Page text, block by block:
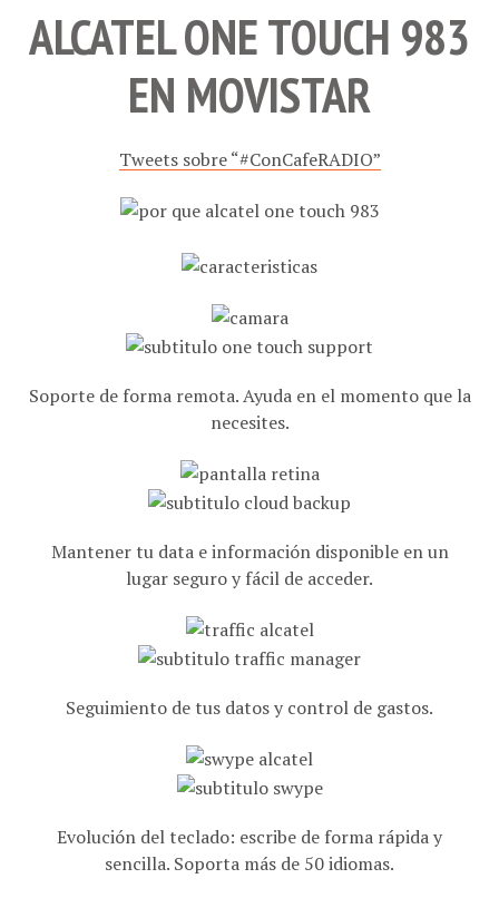
ALCATEL ONE TOUCH 983
EN MOVISTAR
Tweets sobre “#ConCafeRADIO”
Soporte de forma remota. Ayuda en el momento que la
necesites.
Mantener tu data e información disponible en un
lugar seguro y fácil de acceder.
Seguimiento de tus datos y control de gastos.
Evolución del teclado: escribe de forma rápida y
sencilla. Soporta más de 50 idiomas.